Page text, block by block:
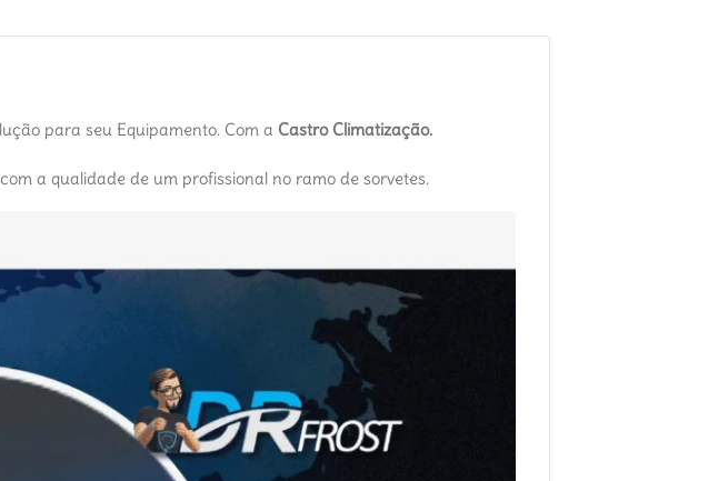
para seu Equipamento. Com a Castro Climatização.
a qualidade de um profissional no ramo de sorvetes.